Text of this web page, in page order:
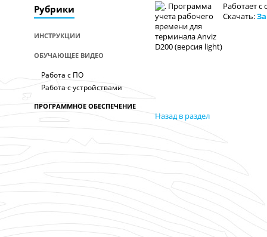
Рубрики
ИНСТРУКЦИИ
ОБУЧАЮЩЕЕ ВИДЕО
Работа с ПО
Работа с устройствами
ПРОГРАММНОЕ ОБЕСПЕЧЕНИЕ
Работает
Скачать:
Назад в раздел